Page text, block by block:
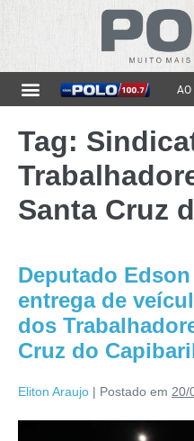
AO
Tag:
Santa Cruz
Deputado
entrega de
dos
Cruz do
Eliton Araujo | Postado em 20/